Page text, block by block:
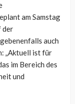
am Samstag
der
auch
„Aktuell ist für
im Bereich des
und